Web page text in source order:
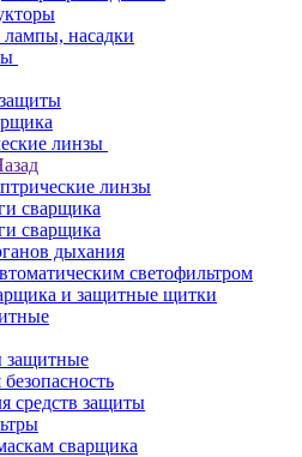
насадки
линзы
линзы
сварщика
сварщика
дыхания
светофильтром
и защитные щитки
защитные
средств защиты
сварщика